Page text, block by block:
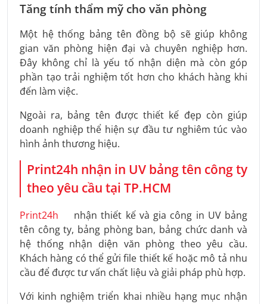
Tăng tính thẩm mỹ cho văn phòng
Một hệ thống bảng tên đồng bộ sẽ giúp không
gian văn phòng hiện đại và chuyên nghiệp hơn.
Đây không chỉ là yếu tố nhận diện mà còn góp
phần tạo trải nghiệm tốt hơn cho khách hàng khi
đến làm việc.
Ngoài ra, bảng tên được thiết kế đẹp còn giúp
doanh nghiệp thể hiện sự đầu tư nghiêm túc vào
hình ảnh thương hiệu.
Print24h nhận in UV bảng tên công ty
theo yêu cầu tại TP.HCM
Print24h
nhận thiết kế và gia công in UV bảng
tên công ty, bảng phòng ban, bảng chức danh và
hệ thống nhận diện văn phòng theo yêu cầu.
Khách hàng có thể gửi file thiết kế hoặc mô tả nhu
cầu để được tư vấn chất liệu và giải pháp phù hợp.
Với kinh nghiệm triển khai nhiều hạng mục nhận